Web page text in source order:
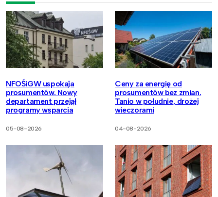
NFOŚiGW uspokaja
prosumentów. Nowy
departament przejął
programy wsparcia
05-08-2026
Ceny za energię od
prosumentów bez zmian.
Tanio w południe, drożej
wieczorami
04-08-2026